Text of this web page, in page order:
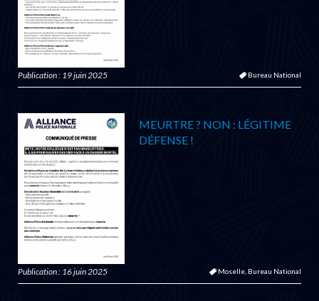
Publication : 19 juin 2025 Bureau National
MEURTRE ? NON : LÉGITIME
DÉFENSE !
Publication : 16 juin 2025 Moselle, Bureau National